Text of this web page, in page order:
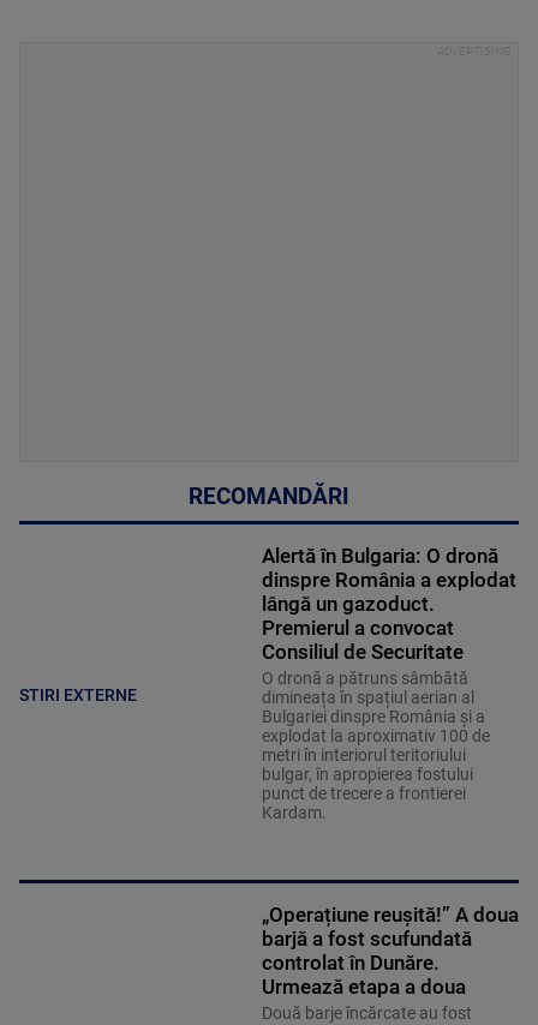
RECOMANDĂRI
STIRI EXTERNE
Alertă în Bulgaria: O dronă
dinspre România a explodat
lângă un gazoduct.
Premierul a convocat
Consiliul de Securitate
O dronă a pătruns sâmbătă
dimineața în spațiul aerian al
Bulgariei dinspre România și a
explodat la aproximativ 100 de
metri în interiorul teritoriului
bulgar, în apropierea fostului
punct de trecere a frontierei
Kardam.
„Operațiune reușită!” A doua
barjă a fost scufundată
controlat în Dunăre.
Urmează etapa a doua
Două barje încărcate au fost